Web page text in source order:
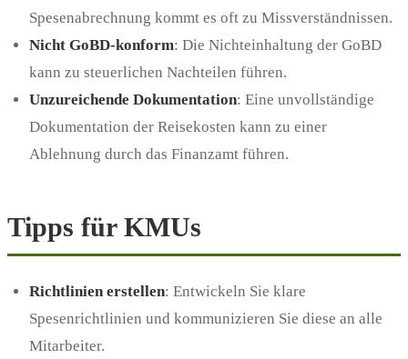
Spesenabrechnung kommt es oft zu Missverständnissen.
Nicht GoBD-konform: Die Nichteinhaltung der GoBD
kann zu steuerlichen Nachteilen führen.
Unzureichende Dokumentation: Eine unvollständige
Dokumentation der Reisekosten kann zu einer
Ablehnung durch das Finanzamt führen.
Tipps für KMUs
Richtlinien erstellen: Entwickeln Sie klare
Spesenrichtlinien und kommunizieren Sie diese an alle
Mitarbeiter.